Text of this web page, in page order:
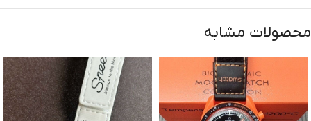
محصولات مشابه